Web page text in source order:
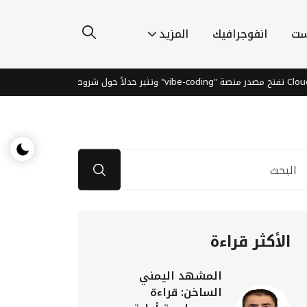
انفوجرافيك المزيد
الأكثر قراءة
المشهد اليمني
الساخن: قراءة